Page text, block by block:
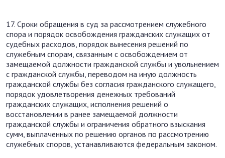
17. Сроки обращения в суд за рассмотрением служебного
спора и порядок освобождения гражданских служащих от
судебных расходов, порядок вынесения решений по
служебным спорам, связанным с освобождением от
замещаемой должности гражданской службы и увольнением
с гражданской службы, переводом на иную должность
гражданской службы без согласия гражданского служащего,
порядок удовлетворения денежных требований
гражданских служащих, исполнения решений о
восстановлении в ранее замещаемой должности
гражданской службы и ограничения обратного взыскания
сумм, выплаченных по решению органов по рассмотрению
служебных споров, устанавливаются федеральным законом.